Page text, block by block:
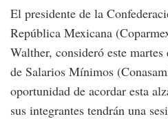
El presidente de la
República Mexicana
Walther, consideró este
de Salarios Mínimos
oportunidad de acordar esta
sus integrantes tendrán una